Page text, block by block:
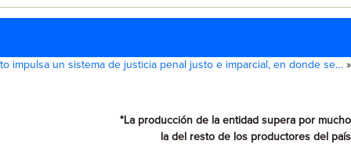
impulsa un sistema de justicia penal justo e imparcial, en donde se… »
*La producción de la entidad supera por mucho
la del resto de los productores del país